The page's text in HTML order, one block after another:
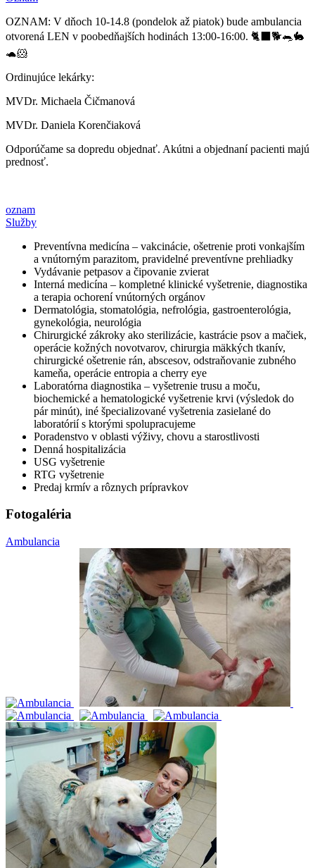
OZNAM: V dňoch 10-14.8 (pondelok až piatok) bude ambulancia
otvorená LEN v poobedňajších hodinách 13:00-16:00. 🐈‍⬛🐕🐀🐇
🐢🐹
Ordinujúce lekárky:
MVDr. Michaela Čičmanová
MVDr. Daniela Korenčiaková
Odporúčame sa dopredu objednať. Akútni a objednaní pacienti majú
prednosť.
oznam
Služby
Preventívna medicína – vakcinácie, ošetrenie proti vonkajším
a vnútorným parazitom, pravidelné preventívne prehliadky
Vydávanie petpasov a čipovanie zvierat
Interná medicína – kompletné klinické vyšetrenie, diagnostika
a terapia ochorení vnútorných orgánov
Dermatológia, stomatológia, nefrológia, gastroenterológia,
gynekológia, neurológia
Chirurgické zákroky ako sterilizácie, kastrácie psov a mačiek,
operácie kožných novotvarov, chirurgia mäkkých tkanív,
chirurgické ošetrenie rán, abscesov, odstraňovanie zubného
kameňa, operácie entropia a cherry eye
Laboratórna diagnostika – vyšetrenie trusu a moču,
biochemické a hematologické vyšetrenie krvi (výsledok do
pár minút), iné špecializované vyšetrenia zasielané do
laboratórií s ktorými spolupracujeme
Poradenstvo v oblasti výživy, chovu a starostlivosti
Denná hospitalizácia
USG vyšetrenie
RTG vyšetrenie
Predaj krmív a rôznych prípravkov
Fotogaléria
Ambulancia